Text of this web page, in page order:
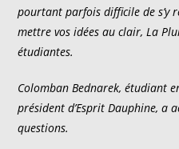
pourtant parfois difficile de s’y
mettre vos idées au clair, La
étudiantes.
Colomban Bednarek, étudiant
président d’Esprit Dauphine, a
questions.